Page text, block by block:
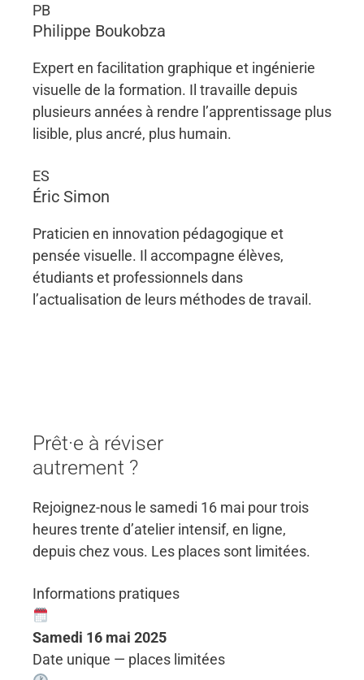
PB
Philippe Boukobza
Expert en facilitation graphique et ingénierie
visuelle de la formation. Il travaille depuis
plusieurs années à rendre l’apprentissage plus
lisible, plus ancré, plus humain.
ES
Éric Simon
Praticien en innovation pédagogique et
pensée visuelle. Il accompagne élèves,
étudiants et professionnels dans
l’actualisation de leurs méthodes de travail.
Prêt·e à réviser
autrement ?
Rejoignez-nous le samedi 16 mai pour trois
heures trente d’atelier intensif, en ligne,
depuis chez vous. Les places sont limitées.
Informations pratiques
Samedi 16 mai 2025
Date unique — places limitées